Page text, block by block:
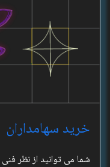
خرید سهامداران